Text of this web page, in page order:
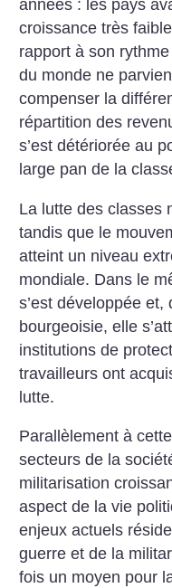
années : les pays
croissance très
rapport à son
du monde ne
compenser la
répartition des
s’est détériorée au
large pan de la
La lutte des classes
tandis que le
atteint un niveau
mondiale. Dans le
s’est développée
bourgeoisie, elle
institutions de
travailleurs ont
lutte.
Parallèlement à
secteurs de la
militarisation
aspect de la vie
enjeux actuels
guerre et de la
fois un moyen pour